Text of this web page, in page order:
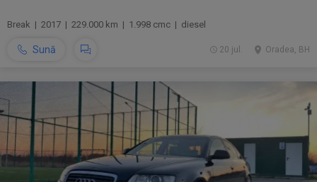
Break | 2017 | 229.000 km | 1.998 cmc | diesel
Sună Oradea, BH
20 jul.